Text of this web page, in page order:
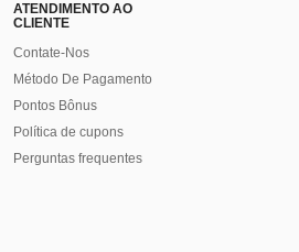
ATENDIMENTO AO
CLIENTE
Contate-Nos
Método De Pagamento
Pontos Bônus
Política de cupons
Perguntas frequentes